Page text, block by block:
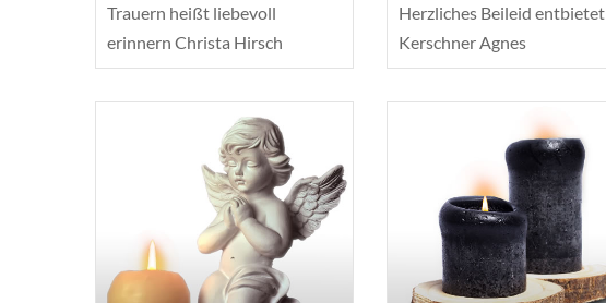
Trauern heißt liebevoll
erinnern Christa Hirsch
Herzliches Beileid entbietet
Kerschner Agnes